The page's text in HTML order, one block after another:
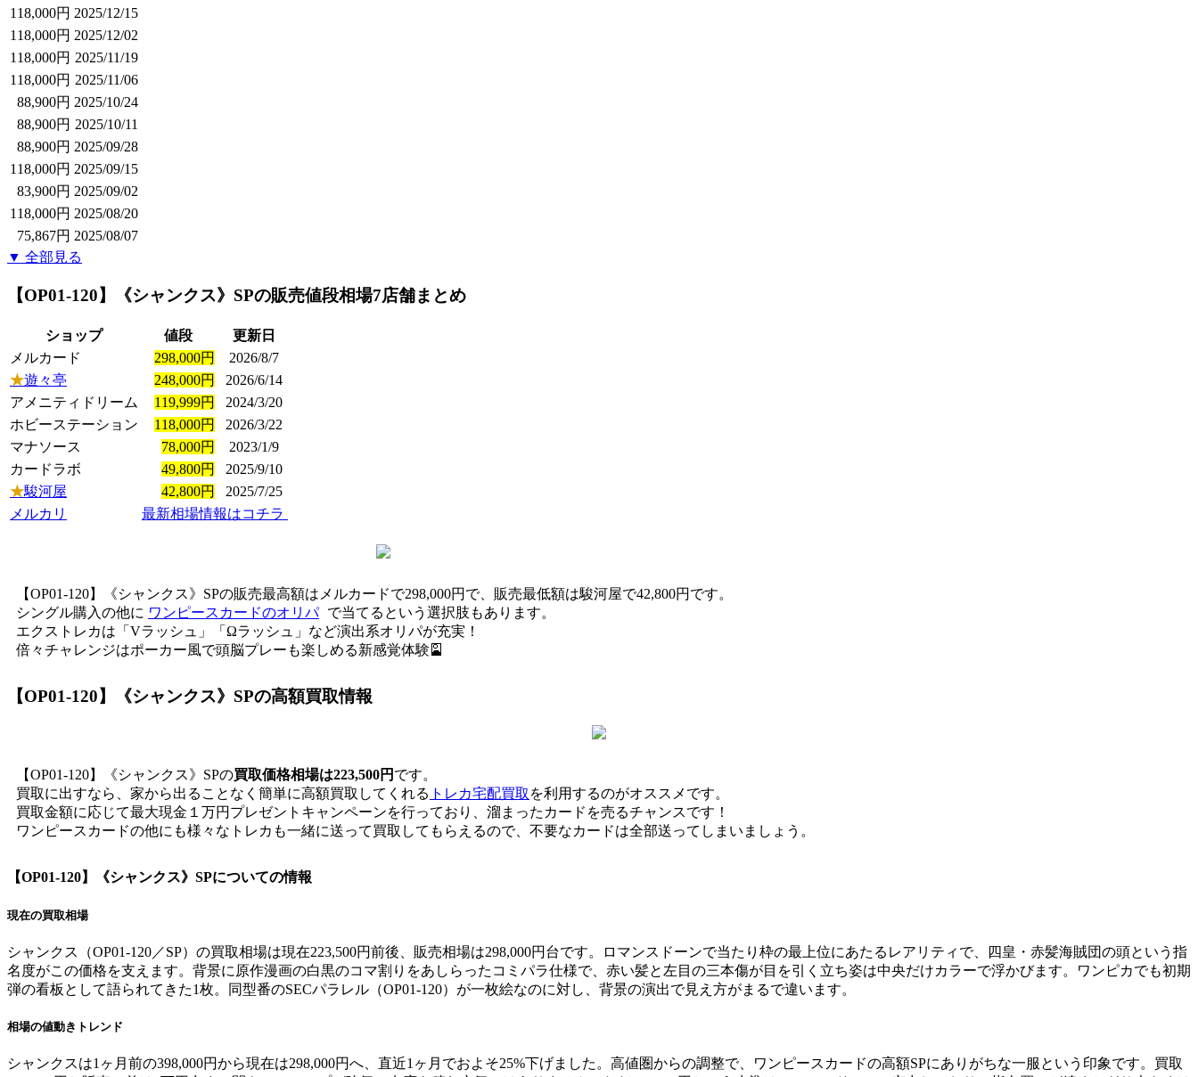
118,000円 2025/12/15
118,000円 2025/12/02
118,000円 2025/11/19
118,000円 2025/11/06
88,900円 2025/10/24
88,900円 2025/10/11
88,900円 2025/09/28
118,000円 2025/09/15
83,900円 2025/09/02
118,000円 2025/08/20
75,867円 2025/08/07
▼ 全部見る
【OP01-120】《シャンクス》SPの販売値段相場7店舗まとめ
ショップ 値段
更新日
メルカード
298,000円
2026/8/7
★遊々亭 248,000円
2026/6/14
アメニティドリーム
119,999円
2024/3/20
ホビーステーション
118,000円
2026/3/22
マナソース
78,000円
2023/1/9
カードラボ
49,800円
2025/9/10
★駿河屋 42,800円
2025/7/25
メルカリ
最新相場情報はコチラ
【OP01-120】《シャンクス》SPの販売最高額はメルカードで298,000円で、販売最低額は駿河屋で42,800円です。
シングル購入の他に ワンピースカードのオリパ で当てるという選択肢もあります。
エクストレカは「Vラッシュ」「Ωラッシュ」など演出系オリパが充実！
倍々チャレンジはポーカー風で頭脳プレーも楽しめる新感覚体験🎴
【OP01-120】《シャンクス》SPの高額買取情報
【OP01-120】《シャンクス》SPの買取価格相場は223,500円 です。
買取に出すなら、家から出ることなく簡単に高額買取してくれる トレカ宅配買取 を利用するのがオススメです。
買取金額に応じて最大現金１万円プレゼントキャンペーンを行っており、溜まったカードを売るチャンスです！
ワンピースカードの他にも様々なトレカも一緒に送って買取してもらえるので、不要なカードは全部送ってしまいましょう。
【OP01-120】《シャンクス》SPについての情報
現在の買取相場
シャンクス（OP01-120／SP）の買取相場は現在223,500円前後、販売相場は298,000円台です。ロマンスドーンで当たり枠の最上位にあたるレアリティで、四皇・赤髪海賊団の頭という指
名度がこの価格を支えます。背景に原作漫画の白黒のコマ割りをあしらったコミパラ仕様で、赤い髪と左目の三本傷が目を引く立ち姿は中央だけカラーで浮かびます。ワンピカでも初期
弾の看板として語られてきた1枚。同型番のSECパラレル（OP01-120）が一枚絵なのに対し、背景の演出で見え方がまるで違います。
相場の値動きトレンド
シャンクスは1ヶ月前の398,000円から現在は298,000円へ、直近1ヶ月でおよそ25%下げました。高値圏からの調整で、ワンピースカードの高額SPにありがちな一服という印象です。買取